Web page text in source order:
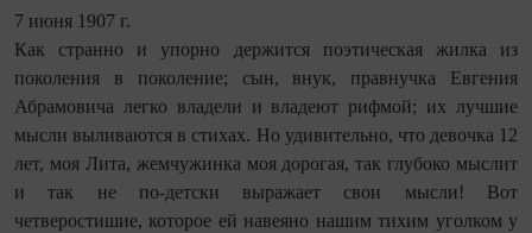
7 июня 1907 г.
Как странно и упорно держится поэтическая жилка из
поколения в поколение; сын, внук, правнучка Евгения
Абрамовича легко владели и владеют рифмой; их лучшие
мысли выливаются в стихах. Но удивительно, что девочка 12
лет, моя Лита, жемчужинка моя дорогая, так глубоко мыслит
и так не по‑детски выражает свои мысли! Вот
четверостишие, которое ей навеяно нашим тихим уголком у